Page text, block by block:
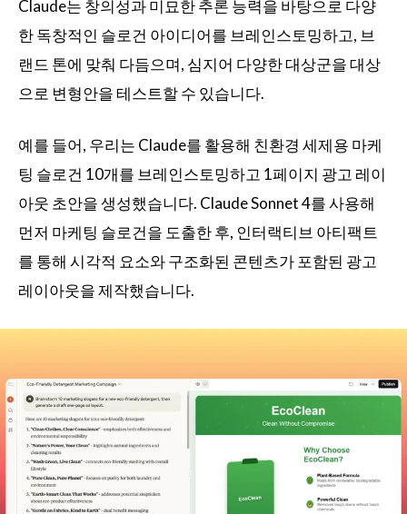
Claude는 창의성과 미묘한 추론 능력을 바탕으로 다양
한 독창적인 슬로건 아이디어를 브레인스토밍하고, 브
랜드 톤에 맞춰 다듬으며, 심지어 다양한 대상군을 대상
으로 변형안을 테스트할 수 있습니다.
예를 들어, 우리는 Claude를 활용해 친환경 세제용 마케
팅 슬로건 10개를 브레인스토밍하고 1페이지 광고 레이
아웃 초안을 생성했습니다. Claude Sonnet 4를 사용해
먼저 마케팅 슬로건을 도출한 후, 인터랙티브 아티팩트
를 통해 시각적 요소와 구조화된 콘텐츠가 포함된 광고
레이아웃을 제작했습니다.